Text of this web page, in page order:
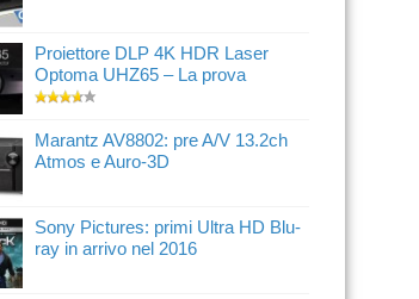
Proiettore DLP 4K HDR Laser
Optoma UHZ65 – La prova
Marantz AV8802: pre A/V 13.2ch
Atmos e Auro-3D
Sony Pictures: primi Ultra HD Blu-
ray in arrivo nel 2016